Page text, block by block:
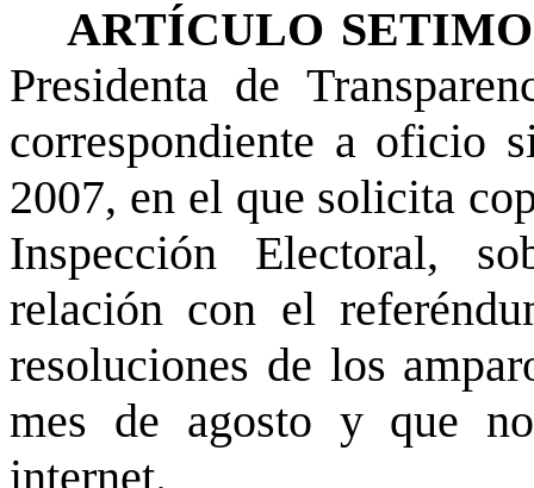
ARTÍCULO
Presidenta de
correspondiente a oficio
2007, en el que solicita
Inspección Electoral,
relación con el
resoluciones de los
mes de agosto y que
internet.